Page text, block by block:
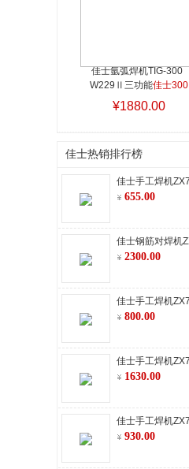
佳士氩弧焊机TIG-300
W229Ⅱ三功能佳士300
¥1880.00
佳士热销排行榜
655.00
2300.00
800.00
1630.00
930.00